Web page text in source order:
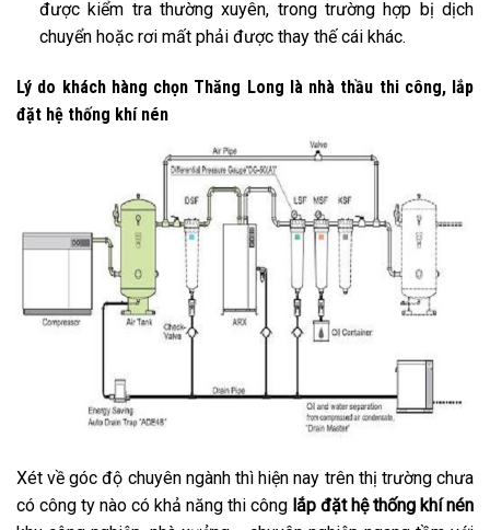
được kiểm tra thường xuyên, trong trường hợp bị dịch
chuyển hoặc rơi mất phải được thay thế cái khác.
Lý do khách hàng chọn Thăng Long là nhà thầu thi công, lắp
đặt hệ thống khí nén
Xét về góc độ chuyên ngành thì hiện nay trên thị trường chưa
có công ty nào có khả năng thi công lắp đặt hệ thống khí nén